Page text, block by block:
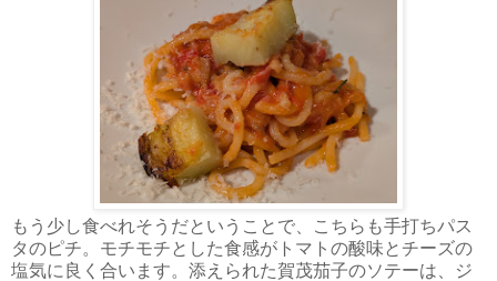
もう少し食べれそうだということで、こちらも手打ちパス
タのピチ。モチモチとした食感がトマトの酸味とチーズの
塩気に良く合います。添えられた賀茂茄子のソテーは、ジ